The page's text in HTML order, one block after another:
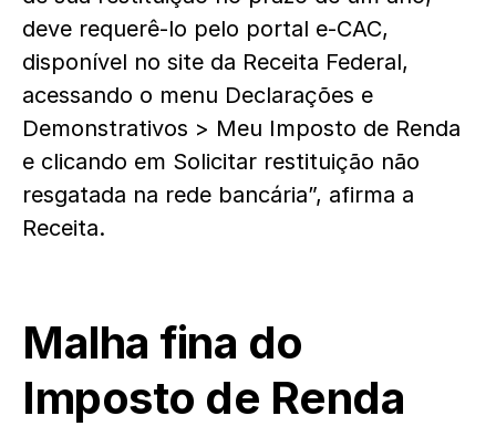
deve requerê-lo pelo portal e-CAC,
disponível no site da Receita Federal,
acessando o menu Declarações e
Demonstrativos > Meu Imposto de Renda
e clicando em Solicitar restituição não
resgatada na rede bancária”, afirma a
Receita.
Malha fina do
Imposto de Renda